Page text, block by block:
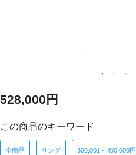
528,000円
この商品のキーワード
全商品 リング 300,001～400,000円